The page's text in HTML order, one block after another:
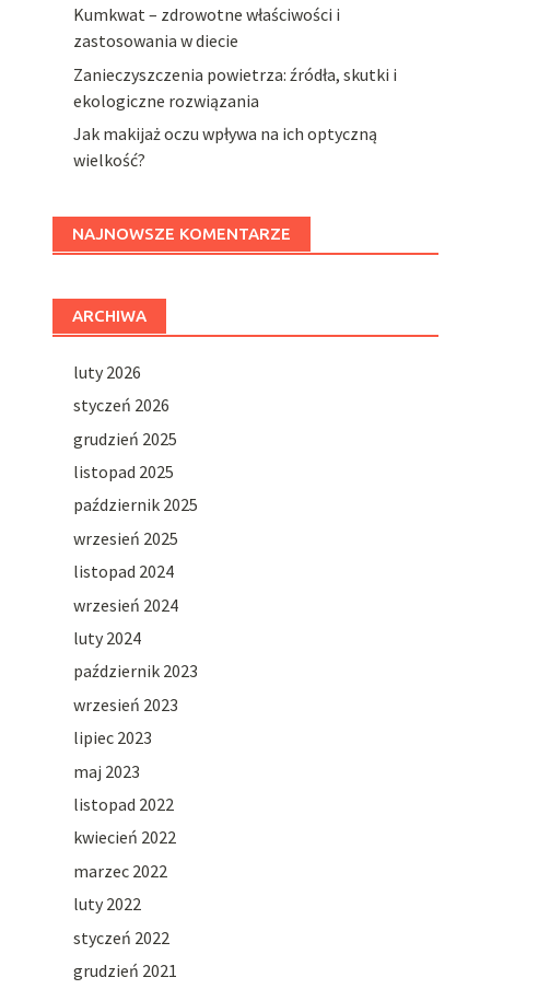
Kumkwat – zdrowotne właściwości i
zastosowania w diecie
Zanieczyszczenia powietrza: źródła, skutki i
ekologiczne rozwiązania
Jak makijaż oczu wpływa na ich optyczną
wielkość?
NAJNOWSZE KOMENTARZE
ARCHIWA
luty 2026
styczeń 2026
grudzień 2025
listopad 2025
październik 2025
wrzesień 2025
listopad 2024
wrzesień 2024
luty 2024
październik 2023
wrzesień 2023
lipiec 2023
maj 2023
listopad 2022
kwiecień 2022
marzec 2022
luty 2022
styczeń 2022
grudzień 2021